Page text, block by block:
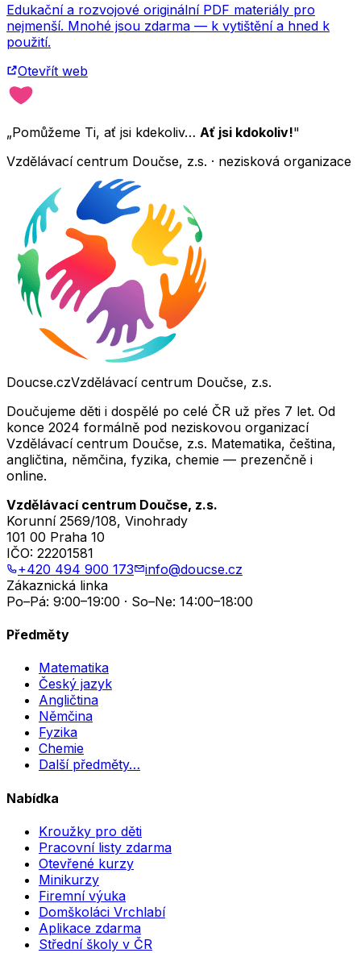
Edukační a rozvojové originální PDF materiály pro
nejmenší. Mnohé jsou zdarma — k vytištění a hned k
použití.
Otevřít web
„Pomůžeme Ti, ať jsi kdekoliv… Ať jsi kdokoliv!"
Vzdělávací centrum Doučse, z.s. · nezisková organizace
Doucse.czVzdělávací centrum Doučse, z.s.
Doučujeme děti i dospělé po celé ČR už přes 7 let. Od
konce 2024 formálně pod neziskovou organizací
Vzdělávací centrum Doučse, z.s. Matematika, čeština,
angličtina, němčina, fyzika, chemie — prezenčně i
online.
Vzdělávací centrum Doučse, z.s.
Korunní 2569/108, Vinohrady
101 00 Praha 10
IČO: 22201581
+420 494 900 173
info@doucse.cz
Zákaznická linka
Po–Pá: 9:00–19:00 · So–Ne: 14:00–18:00
Předměty
Matematika
Český jazyk
Angličtina
Němčina
Fyzika
Chemie
Další předměty…
Nabídka
Kroužky pro děti
Pracovní listy zdarma
Otevřené kurzy
Minikurzy
Firemní výuka
Domškoláci Vrchlabí
Aplikace zdarma
Střední školy v ČR